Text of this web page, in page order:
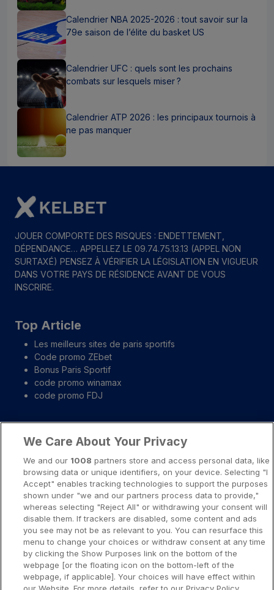
Calendrier NBA 2025-2026 : tout savoir sur la
79e saison de l’élite du basket US
Calendrier UFC : quels sont les prochains
combats sur lesquels miser ?
Calendrier ATP 2026 : les principaux tournois à
ne pas manquer
JOUER COMPORTE DES RISQUES : ENDETTEMENT,
DÉPENDANCE… APPELLEZ LE 09.74.75.13.13 (APPEL NON
SURTAXÉ) PENSEZ À VÉRIFIER LA LÉGISLATION EN VIGUEUR
DANS VOTRE PAYS DE RÉSIDENCE AVANT DE VOUS
INSCRIRE.
Top Article
Les meilleurs sites de paris sportifs
Code promo ZEbet
Bonus Paris Sportif
code promo winamax
code promo FDJ
Liens importants
A propos
Notice légale
Presse-Recrutement-Partenariat
Politique de confidentialité
Politique de Cookies
Prévenir la dépendance aux jeux d’argent
Nos rédacteurs
We Care About Your Privacy
We and our 1008 partners store and access personal data, like
browsing data or unique identifiers, on your device. Selecting "I
Accept" enables tracking technologies to support the purposes
shown under "we and our partners process data to provide,"
whereas selecting "Reject All" or withdrawing your consent will
disable them. If trackers are disabled, some content and ads
you see may not be as relevant to you. You can resurface this
menu to change your choices or withdraw consent at any time
by clicking the Show Purposes link on the bottom of the
webpage [or the floating icon on the bottom-left of the
webpage, if applicable]. Your choices will have effect within